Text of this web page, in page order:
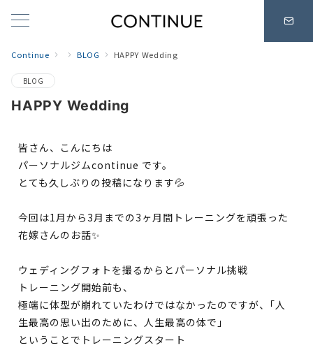
Continue BLOG HAPPY Wedding
BLOG
HAPPY Wedding
皆さん、こんにちは
パーソナルジムcontinue です。
とても久しぶりの投稿になります💦
今回は1月から3月までの3ヶ月間トレーニングを頑張った
花嫁さんのお話✨
ウェディングフォトを撮るからとパーソナル挑戦
トレーニング開始前も、
極端に体型が崩れていたわけではなかったのですが、｢人
生最高の思い出のために、人生最高の体で｣
ということでトレーニングスタート